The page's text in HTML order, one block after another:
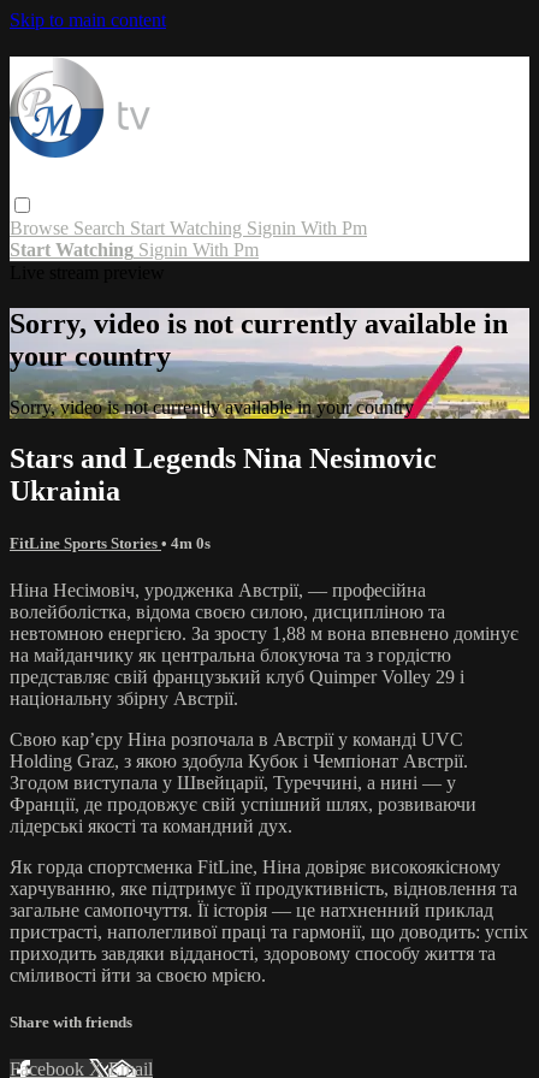
Skip to main content
Browse Search Start Watching Signin With Pm
Start Watching Signin With Pm
Sorry, video is not currently available in
your country
Sorry, video is not currently available in your country
Stars and Legends Nina Nesimovic
Ukrainia
FitLine Sports Stories • 4m 0s
Ніна Несімовіч, уродженка Австрії, — професійна
волейболістка, відома своєю силою, дисципліною та
невтомною енергією. За зросту 1,88 м вона впевнено домінує
на майданчику як центральна блокуюча та з гордістю
представляє свій французький клуб Quimper Volley 29 і
національну збірну Австрії.
Свою кар’єру Ніна розпочала в Австрії у команді UVC
Holding Graz, з якою здобула Кубок і Чемпіонат Австрії.
Згодом виступала у Швейцарії, Туреччині, а нині — у
Франції, де продовжує свій успішний шлях, розвиваючи
лідерські якості та командний дух.
Як горда спортсменка FitLine, Ніна довіряє високоякісному
харчуванню, яке підтримує її продуктивність, відновлення та
загальне самопочуття. Її історія — це натхненний приклад
пристрасті, наполегливої праці та гармонії, що доводить: успіх
приходить завдяки відданості, здоровому способу життя та
сміливості йти за своєю мрією.
Share with friends
Facebook XEmail